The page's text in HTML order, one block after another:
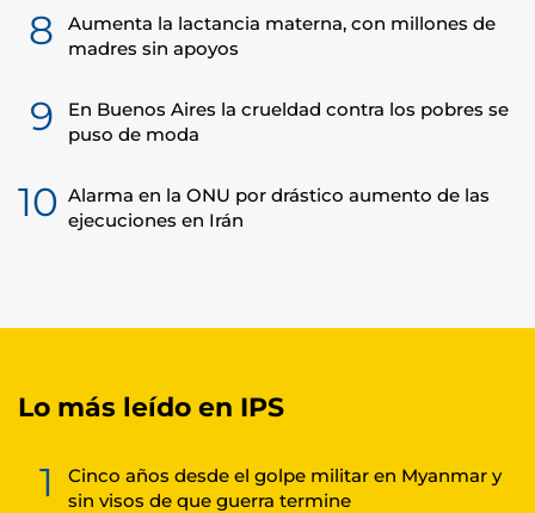
8
Aumenta la lactancia materna, con millones de
madres sin apoyos
9
En Buenos Aires la crueldad contra los pobres se
puso de moda
10 Alarma en la ONU por drástico aumento de las
ejecuciones en Irán
Lo más leído en IPS
1
Cinco años desde el golpe militar en Myanmar y
sin visos de que guerra termine